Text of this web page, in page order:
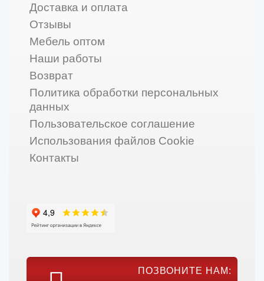
Доставка и оплата
Отзывы
Мебель оптом
Наши работы
Возврат
Политика обработки персональных
данных
Пользовательское соглашение
Использования файлов Cookie
Контакты
ПОЗВОНИТЕ НАМ: